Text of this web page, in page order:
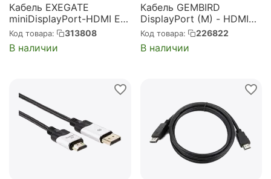
Кабель EXEGATE
miniDisplayPort-HDMI EX-
CC-mDP-HDMI-1.8
(mini20M/19M, 1,8м)
(EX284918RUS)
Код товара: 313808
В наличии
Кабель GEMBIRD
DisplayPort (M) - HDMI
(M), 7.5м (CC-DP-HDMI-
7.5M)
Код товара: 226822
В наличии